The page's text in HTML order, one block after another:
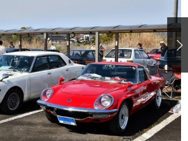
愛車 File
ストップ！不具合修理＆粗悪修理
洗車
コーティング
防錆
修理
カーメーカー「旧車」関連プロジェ
クト